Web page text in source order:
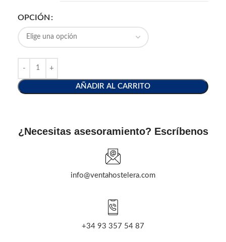
OPCIÓN
AÑADIR AL CARRITO
¿Necesitas asesoramiento? Escríbenos
info@ventahostelera.com
+34 93 357 54 87